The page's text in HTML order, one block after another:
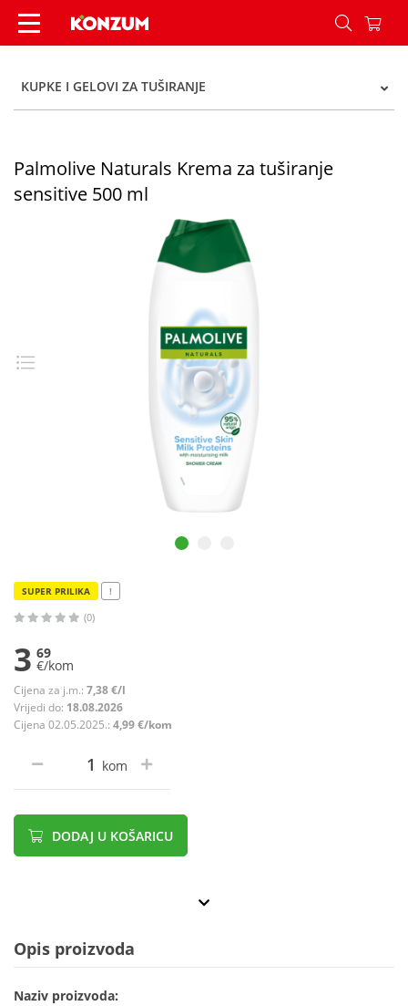
Palmolive Naturals Krema za tuširanje sensitive
KUPKE I GELOVI ZA TUŠIRANJE
Palmolive Naturals Krema za tuširanje
sensitive 500 ml
SUPER PRILIKA !
(0)
3 69
€/kom
Cijena za j.m.: 7,38 €/l
Vrijedi do: 18.08.2026
Cijena 02.05.2025.: 4,99 €/kom
kom
DODAJ U KOŠARICU
Opis proizvoda
Naziv proizvoda: